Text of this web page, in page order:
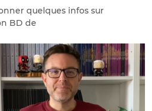
quelques infos sur
BD de